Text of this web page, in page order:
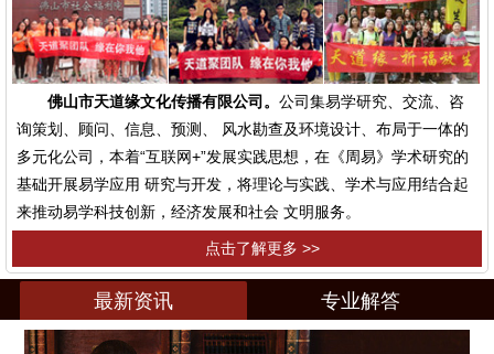
佛山市天道缘文化传播有限公司。 公司集易学研究、交流、咨
询策划、顾问、信息、预测、 风水勘查及环境设计、布局于一体的
多元化公司，本着“互联网+”发展实践思想，在《周易》学术研究的
基础开展易学应用 研究与开发，将理论与实践、学术与应用结合起
来推动易学科技创新，经济发展和社会 文明服务。
点击了解更多 >>
最新资讯 专业解答